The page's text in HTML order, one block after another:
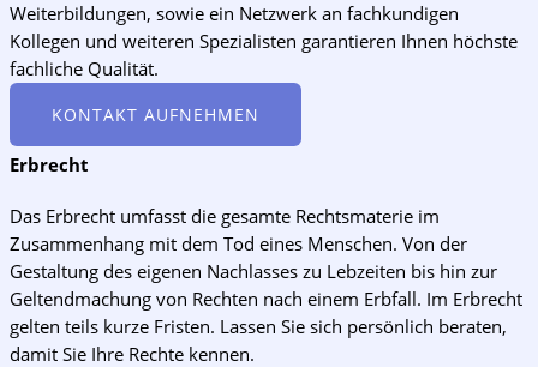
Weiterbildungen, sowie ein Netzwerk an fachkundigen
Kollegen und weiteren Spezialisten garantieren Ihnen höchste
fachliche Qualität.
KONTAKT AUFNEHMEN
Erbrecht
Das Erbrecht umfasst die gesamte Rechtsmaterie im
Zusammenhang mit dem Tod eines Menschen. Von der
Gestaltung des eigenen Nachlasses zu Lebzeiten bis hin zur
Geltendmachung von Rechten nach einem Erbfall. Im Erbrecht
gelten teils kurze Fristen. Lassen Sie sich persönlich beraten,
damit Sie Ihre Rechte kennen.